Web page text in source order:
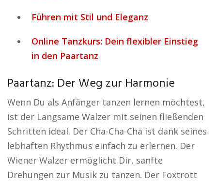
Führen mit Stil und Eleganz
Online Tanzkurs: Dein flexibler Einstieg
in den Paartanz
Paartanz: Der Weg zur Harmonie
Wenn Du als Anfänger tanzen lernen möchtest,
ist der Langsame Walzer mit seinen fließenden
Schritten ideal. Der Cha-Cha-Cha ist dank seines
lebhaften Rhythmus einfach zu erlernen. Der
Wiener Walzer ermöglicht Dir, sanfte
Drehungen zur Musik zu tanzen. Der Foxtrott